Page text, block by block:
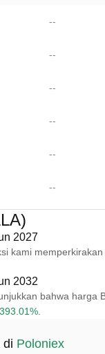
--
--
--
--
--
--
2027
kami
2032
bahwa harga
di Poloniex